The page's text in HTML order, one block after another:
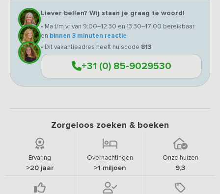
Liever bellen? Wij staan je graag te woord!
• Ma t/m vr van 9:00–12:30 en 13:30–17:00 bereikbaar
en binnen 3 minuten reactie
• Dit vakantieadres heeft huiscode 813
+31 (0) 85-9029530
Zorgeloos zoeken & boeken
Ervaring
>20 jaar
Overnachtingen
>1 miljoen
Onze huizen
9,3